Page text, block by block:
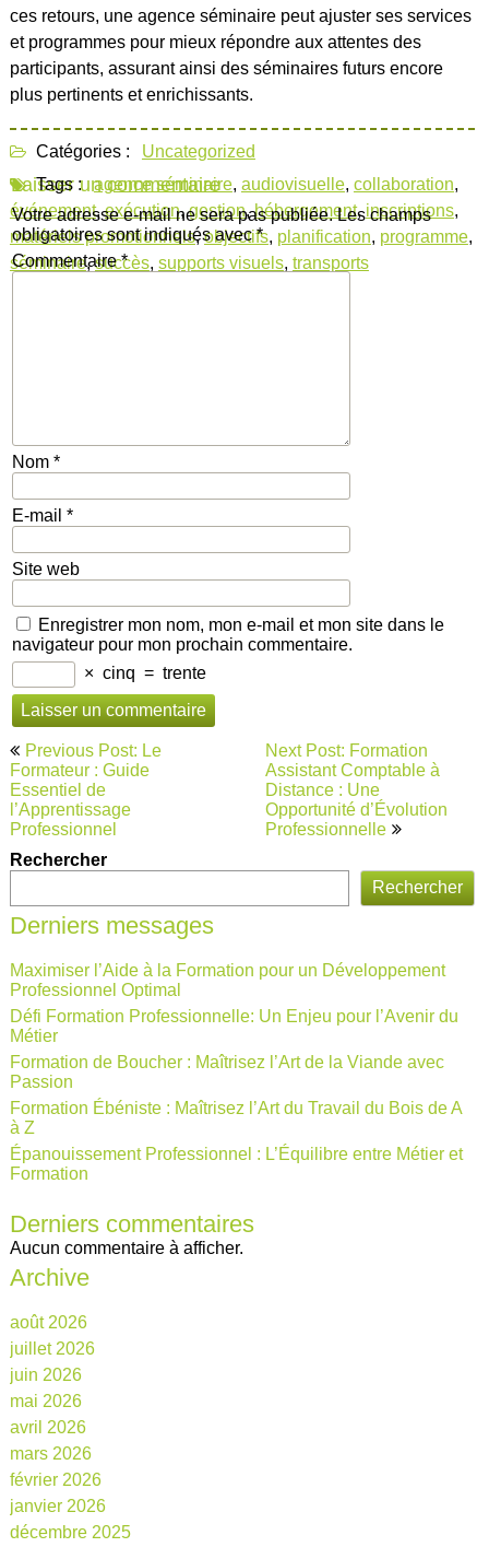
ces retours, une agence séminaire peut ajuster ses services
et programmes pour mieux répondre aux attentes des
participants, assurant ainsi des séminaires futurs encore
plus pertinents et enrichissants.
Catégories :
Uncategorized
Tags : agence séminaire, audiovisuelle, collaboration,
événement,exécution,gestion,hébergement,inscriptions,
matériels promotionnels,objectifs, planification, programme,
séminaire,succès, supports visuels, transports
Laisser un commentaire
Votre adresse e-mail ne sera pas publiée. Les champs
obligatoires sont indiqués avec*
Commentaire*
Nom *
E-mail *
Site web
Enregistrer mon nom, mon e-mail et mon site dans le
navigateur pour mon prochain commentaire.
× cinq = trente
Navigation
de
l’article
Previous Post: Le
Formateur : Guide
Essentiel de
l’Apprentissage
Professionnel
Next Post: Formation
Assistant Comptable à
Distance : Une
Opportunité d’Évolution
Professionnelle
Rechercher
Rechercher
Derniers messages
Maximiser l’Aide à la Formation pour un Développement
Professionnel Optimal
Défi Formation Professionnelle: Un Enjeu pour l’Avenir du
Métier
Formation de Boucher : Maîtrisez l’Art de la Viande avec
Passion
Formation Ébéniste : Maîtrisez l’Art du Travail du Bois de A
à Z
Épanouissement Professionnel : L’Équilibre entre Métier et
Formation
Derniers commentaires
Aucun commentaire à afficher.
Archive
août 2026
juillet 2026
juin 2026
mai 2026
avril 2026
mars 2026
février 2026
janvier 2026
décembre 2025